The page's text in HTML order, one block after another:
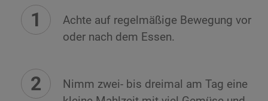
Achte auf regelmäßige Bewegung vor
oder nach dem Essen.
Nimm zwei- bis dreimal am Tag eine